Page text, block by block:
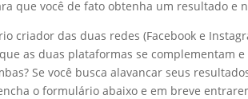
que você de fato obtenha um resultado e
criador das duas redes (Facebook e
as duas plataformas se complementam
Se você busca alavancar seus
o formulário abaixo e em breve